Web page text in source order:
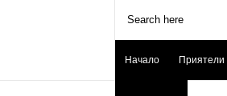
Начало Приятели